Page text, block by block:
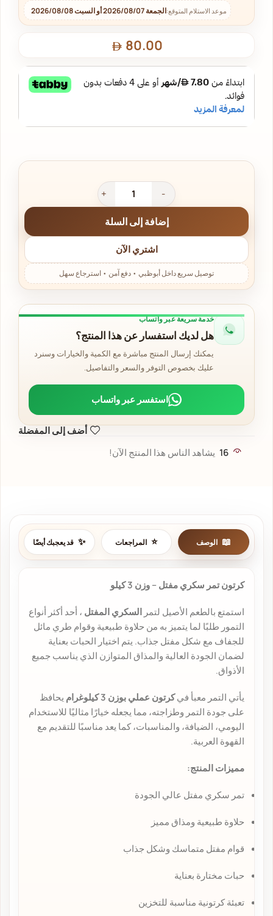
موعد الاستلام المتوقع:الجمعة 2026/08/07 أو السبت 2026/08/08
80.00
إضافة إلى السلة
اشتري الآن
خدمة سريعة عبر واتساب
هل لديك استفسار عن هذا المنتج؟
يمكنك إرسال المنتج مباشرة مع الكمية والخيارات وسنرد
عليك بخصوص التوفر والسعر والتفاصيل.
استفسر عبر واتساب
أضف إلى المفضلة
16 يشاهد الناس هذا المنتج الآن!
الوصف المراجعات قد يعجبك أيضًا
كرتون تمر سكري مفتل – وزن 3 كيلو
استمتع بالطعم الأصيل لتمرالسكري المفتل ، أحد أكثر أنواع
التمور طلبًا لما يتميز به من حلاوة طبيعية وقوام طري مائل
للجفاف مع شكل مفتل جذاب. يتم اختيار الحبات بعناية
لضمان الجودة العالية والمذاق المتوازن الذي يناسب جميع
الأذواق.
يأتي التمر معبأ فيكرتون عملي بوزن 3 كيلوغرام
يحافظ
على جودة التمر وطزاجته، مما يجعله خيارًا مثاليًا للاستخدام
اليومي، الضيافة، والمناسبات، كما يعد مناسبًا للتقديم مع
القهوة العربية.
مميزات المنتج:
تمر سكري مفتل عالي الجودة
حلاوة طبيعية ومذاق مميز
قوام مفتل متماسك وشكل جذاب
حبات مختارة بعناية
تعبئة كرتونية مناسبة للتخزين